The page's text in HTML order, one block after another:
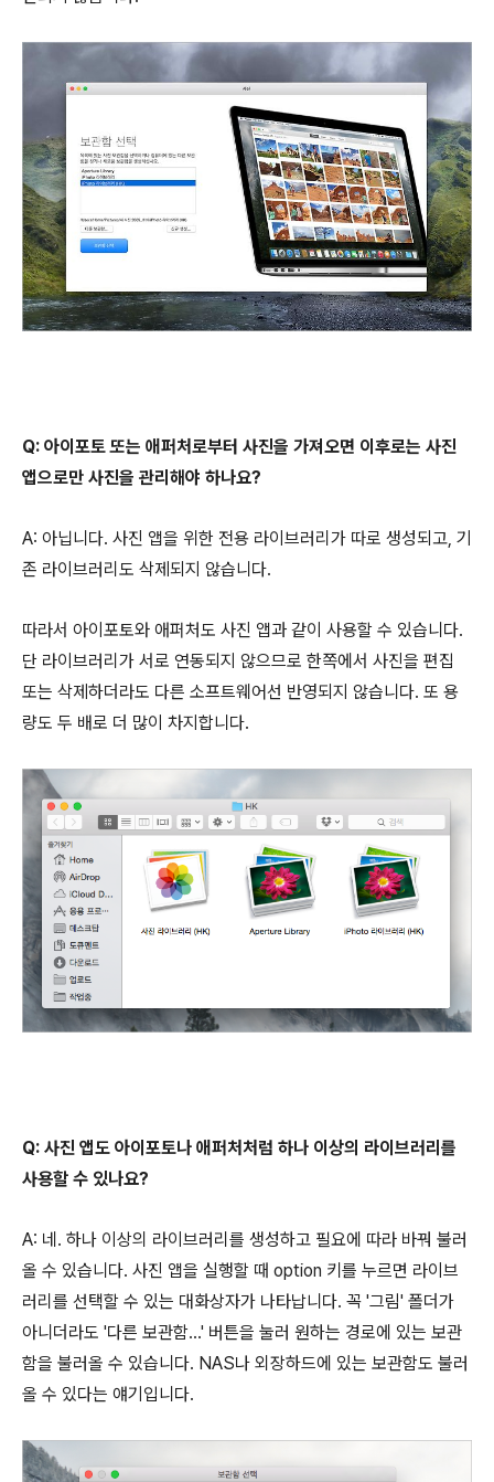
Q: 아이포토 또는 애퍼처로부터 사진을 가져오면 이후로는 사진
앱으로만 사진을 관리해야 하나요?
A: 아닙니다. 사진 앱을 위한 전용 라이브러리가 따로 생성되고, 기
존 라이브러리도 삭제되지 않습니다.
따라서 아이포토와 애퍼처도 사진 앱과 같이 사용할 수 있습니다.
단 라이브러리가 서로 연동되지 않으므로 한쪽에서 사진을 편집
또는 삭제하더라도 다른 소프트웨어선 반영되지 않습니다. 또 용
량도 두 배로 더 많이 차지합니다.
Q: 사진 앱도 아이포토나 애퍼처처럼 하나 이상의 라이브러리를
사용할 수 있나요?
A: 네. 하나 이상의 라이브러리를 생성하고 필요에 따라 바꿔 불러
올 수 있습니다. 사진 앱을 실행할 때 option 키를 누르면 라이브
러리를 선택할 수 있는 대화상자가 나타납니다. 꼭 '그림' 폴더가
아니더라도 '다른 보관함...' 버튼을 눌러 원하는 경로에 있는 보관
함을 불러올 수 있습니다. NAS나 외장하드에 있는 보관함도 불러
올 수 있다는 얘기입니다.